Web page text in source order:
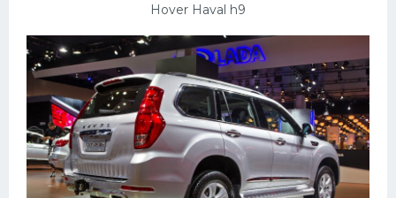
Hover Haval h9